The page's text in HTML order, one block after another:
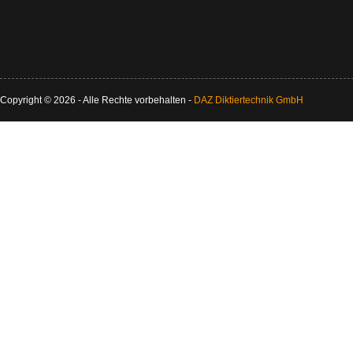
Copyright © 2026 - Alle Rechte vorbehalten - DAZ Diktiertechnik GmbH